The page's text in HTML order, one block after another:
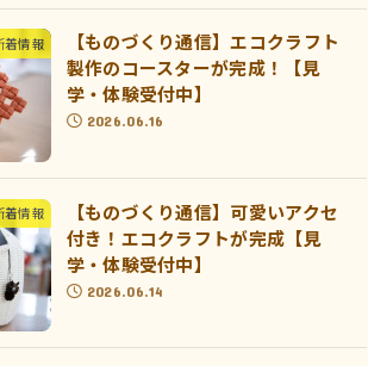
着情報
【ものづくり通信】エコクラフト
製作のコースターが完成！【見
学・体験受付中】
2026.06.16
着情報
【ものづくり通信】可愛いアクセ
付き！エコクラフトが完成【見
学・体験受付中】
2026.06.14